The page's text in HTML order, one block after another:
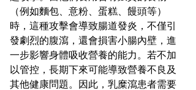
（例如麵包、意粉、蛋糕、饅頭等）
時，這種攻擊會導致腸道發炎，不僅引
發劇烈的腹瀉，還會損害小腸內壁，進
一步影響身體吸收營養的能力。若不加
以管控，長期下來可能導致營養不良及
其他健康問題。因此，乳糜瀉患者需要